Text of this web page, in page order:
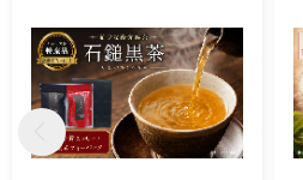
います。